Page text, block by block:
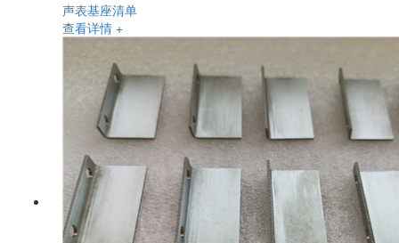
声表基座清单
查看详情 +